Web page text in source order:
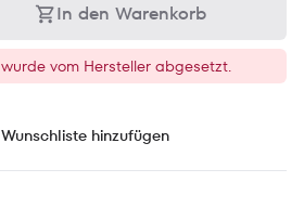
In den Warenkorb
vom Hersteller abgesetzt.
hinzufügen